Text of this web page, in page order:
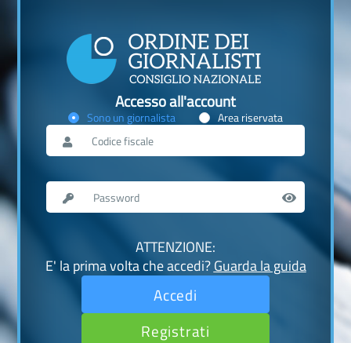
Accesso all'account
Sono un giornalista Area riservata
ATTENZIONE:
E' la prima volta che accedi?Guarda la guida
Accedi
Registrati